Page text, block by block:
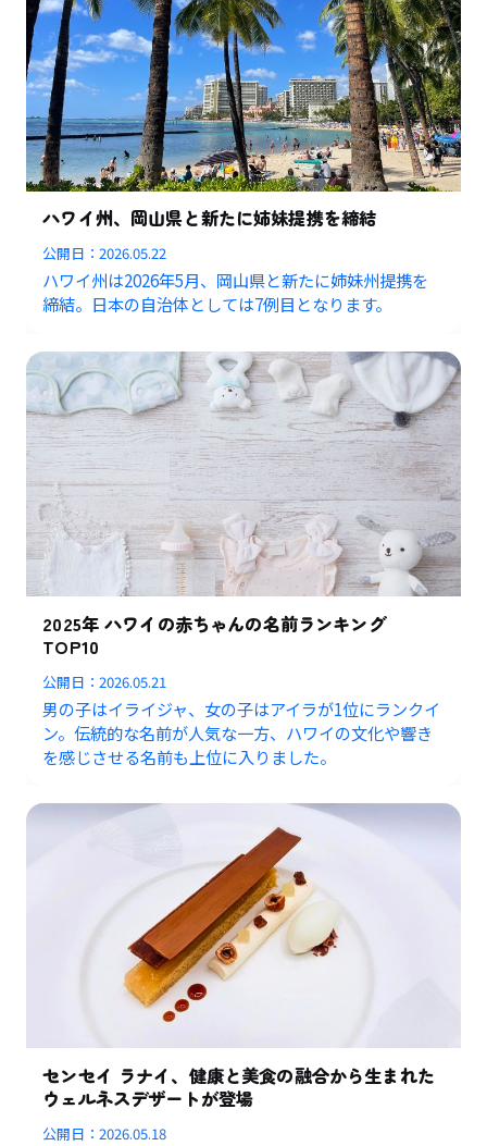
ハワイ州、岡山県と新たに姉妹提携を締結
公開日：2026.05.22
ハワイ州は2026年5月、岡山県と新たに姉妹州提携を
締結。日本の自治体としては7例目となります。
2025年 ハワイの赤ちゃんの名前ランキング
TOP10
公開日：2026.05.21
男の子はイライジャ、女の子はアイラが1位にランクイ
ン。伝統的な名前が人気な一方、ハワイの文化や響き
を感じさせる名前も上位に入りました。
センセイ ラナイ、健康と美食の融合から生まれた
ウェルネスデザートが登場
公開日：2026.05.18